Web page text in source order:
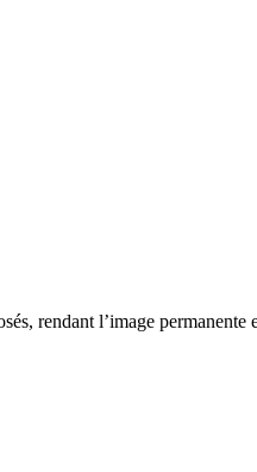
rendant l’image permanente